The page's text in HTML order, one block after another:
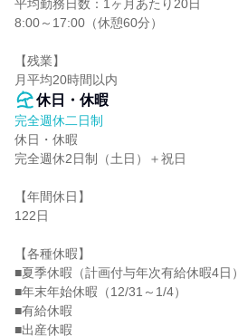
平均勤務日数：1ヶ月あたり20日
8:00～17:00（休憩60分）
【残業】
月平均20時間以内
休日・休暇
完全週休二日制
休日・休暇
完全週休2日制（土日）＋祝日
【年間休日】
122日
【各種休暇】
■夏季休暇（計画付与年次有給休暇4日）
■年末年始休暇（12/31～1/4）
■有給休暇
■出産休暇